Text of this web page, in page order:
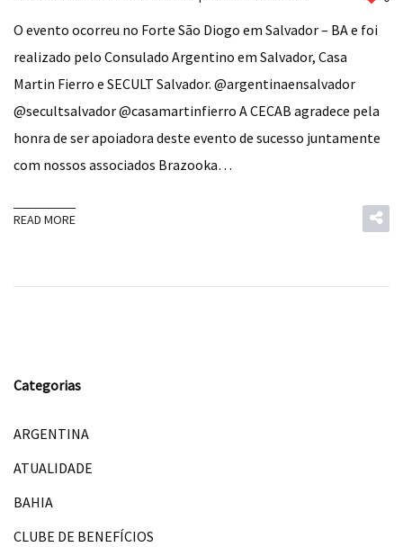
O evento ocorreu no Forte São Diogo em Salvador – BA e foi
realizado pelo Consulado Argentino em Salvador, Casa
Martin Fierro e SECULT Salvador. @argentinaensalvador
@secultsalvador @casamartinfierro A CECAB agradece pela
honra de ser apoiadora deste evento de sucesso juntamente
com nossos associados Brazooka…
READ MORE
Categorias
ARGENTINA
ATUALIDADE
BAHIA
CLUBE DE BENEFÍCIOS